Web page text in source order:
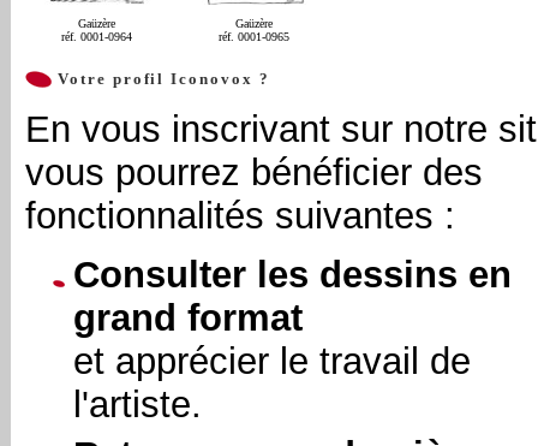
Gaüzère
réf. 0001-0964
Gaüzère
réf. 0001-0965
Votre profil Iconovox ?
En vous inscrivant sur notre
vous pourrez bénéficier des
fonctionnalités suivantes :
Consulter les dessins en
grand format
et apprécier le travail de
l'artiste.